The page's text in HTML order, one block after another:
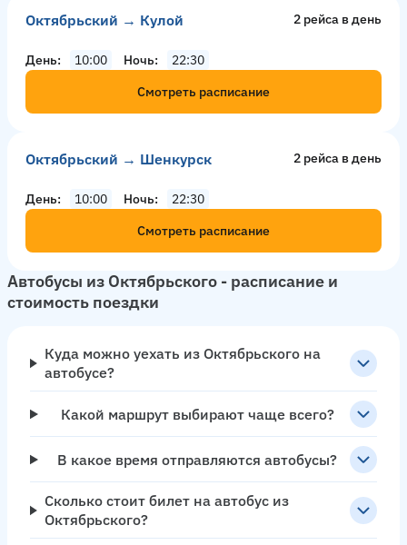
Октябрьский → Кулой 2 рейсa в день
День 10:00 Ночь
22:30
Смотреть расписание
Октябрьский → Шенкурск 2 рейсa в день
День 10:00 Ночь
22:30
Смотреть расписание
Автобусы из Октябрьского - расписание и
стоимость поездки
Куда можно уехать из Октябрьского на
автобусе?
Какой маршрут выбирают чаще всего?
В какое время отправляются автобусы?
Сколько стоит билет на автобус из
Октябрьского?